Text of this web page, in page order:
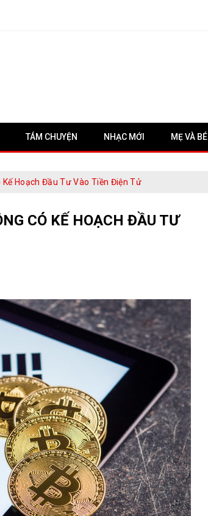
TÁM CHUYỆN NHẠC MỚI MẸ VÀ BÉ
Kế Hoạch Đầu Tư Vào Tiền Điện Tử
CÓ KẾ HOẠCH ĐẦU TƯ